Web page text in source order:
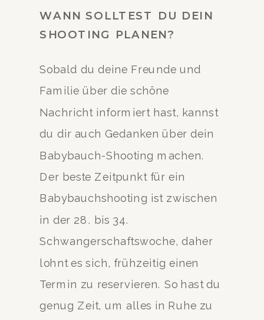
WANN SOLLTEST DU DEIN
SHOOTING PLANEN?
Sobald du deine Freunde und
Familie über die schöne
Nachricht informiert hast, kannst
du dir auch Gedanken über dein
Babybauch-Shooting machen.
Der beste Zeitpunkt für ein
Babybauchshooting ist zwischen
in der 28. bis 34.
Schwangerschaftswoche, daher
lohnt es sich, frühzeitig einen
Termin zu reservieren. So hast du
genug Zeit, um alles in Ruhe zu